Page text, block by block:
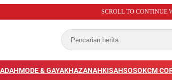
SCROLL TO CONTINUE
MODE & GAYAKHAZANAHKISAHSOSOKCM